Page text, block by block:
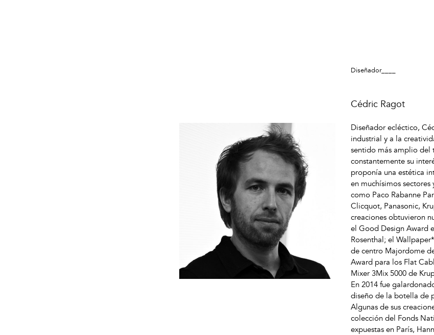
Diseñador____
Cédric Ragot
Diseñador ecléctico,
industrial y a la
sentido más amplio
constantemente su
proponía una estética
en muchísimos
como Paco Rabanne
Clicquot, Panasonic,
creaciones obtuvieron
el Good Design Award
Rosenthal; el
de centro Majordome
Award para los Flat
Mixer 3Mix 5000 de
En 2014 fue
diseño de la botella de
Algunas de sus
colección del Fonds
expuestas en París,